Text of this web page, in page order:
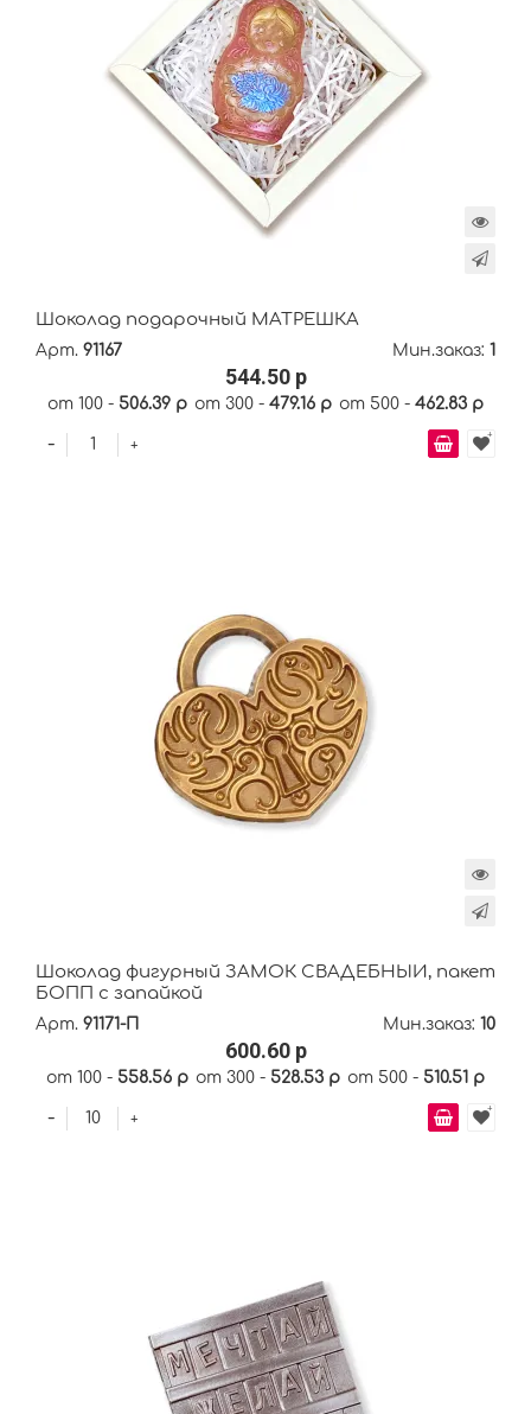
Шоколад подарочный МАТРЕШКА
Арт. 91167 Мин.заказ: 1
544.50 р
от 100 - 506.39 р от 300 - 479.16 р от 500 - 462.83 р
+
-
Шоколад фигурный ЗАМОК СВАДЕБНЫЙ, пакет
БОПП с запайкой
Арт. 91171-П Мин.заказ: 10
600.60 р
от 100 - 558.56 р от 300 - 528.53 р от 500 - 510.51 р
+
-